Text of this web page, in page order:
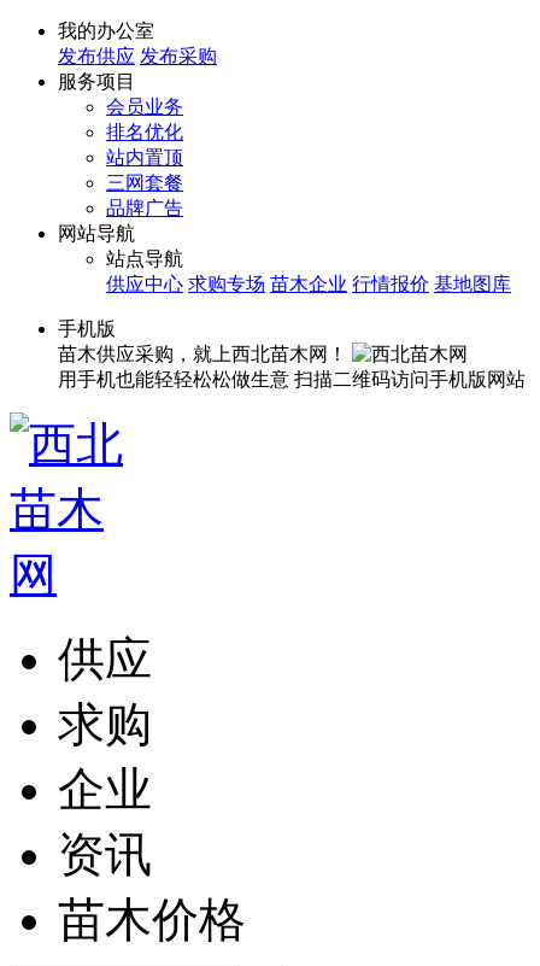
我的办公室
发布供应 发布采购
服务项目
会员业务
排名优化
站内置顶
三网套餐
品牌广告
网站导航
站点导航
供应中心 求购专场 苗木企业 行情报价 基地图库
手机版
苗木供应采购，就上西北苗木网！
用手机也能轻轻松松做生意 扫描二维码访问手机版网站
供应
求购
企业
资讯
苗木价格